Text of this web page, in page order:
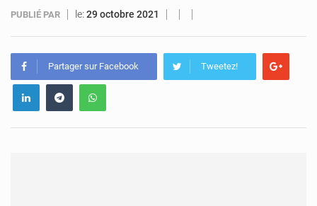
PUBLIÉ PAR le:29 octobre 2021
Partager sur Facebook Tweetez!